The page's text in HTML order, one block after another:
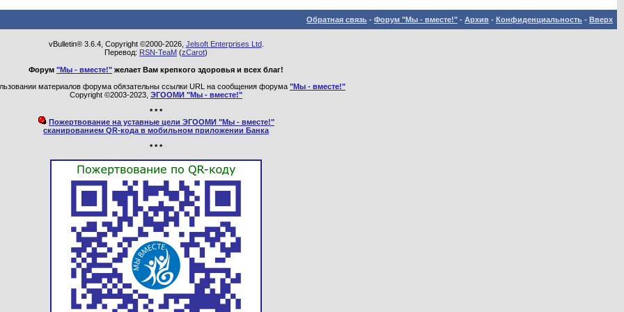
Обратная связь - Форум "Мы - вместе!" - Архив - Конфиденциальность - Вверх
vBulletin® 3.6.4, Copyright ©2000-2026, Jelsoft Enterprises Ltd.
Перевод: RSN-TeaM (zCarot)
Форум "Мы - вместе!" желает Вам крепкого здоровья и всех благ!
материалов форума обязательны ссылки URL на сообщения форума "Мы - вместе!"
Copyright ©2003-2023, ЭГООМИ "Мы - вместе!"
* * *
Пожертвование на уставные цели ЭГООМИ "Мы - вместе!"
сканированием QR-кода в мобильном приложении Банка
* * *